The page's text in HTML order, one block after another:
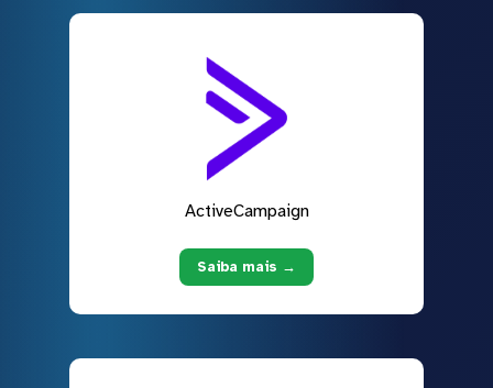
ActiveCampaign
Saiba mais →